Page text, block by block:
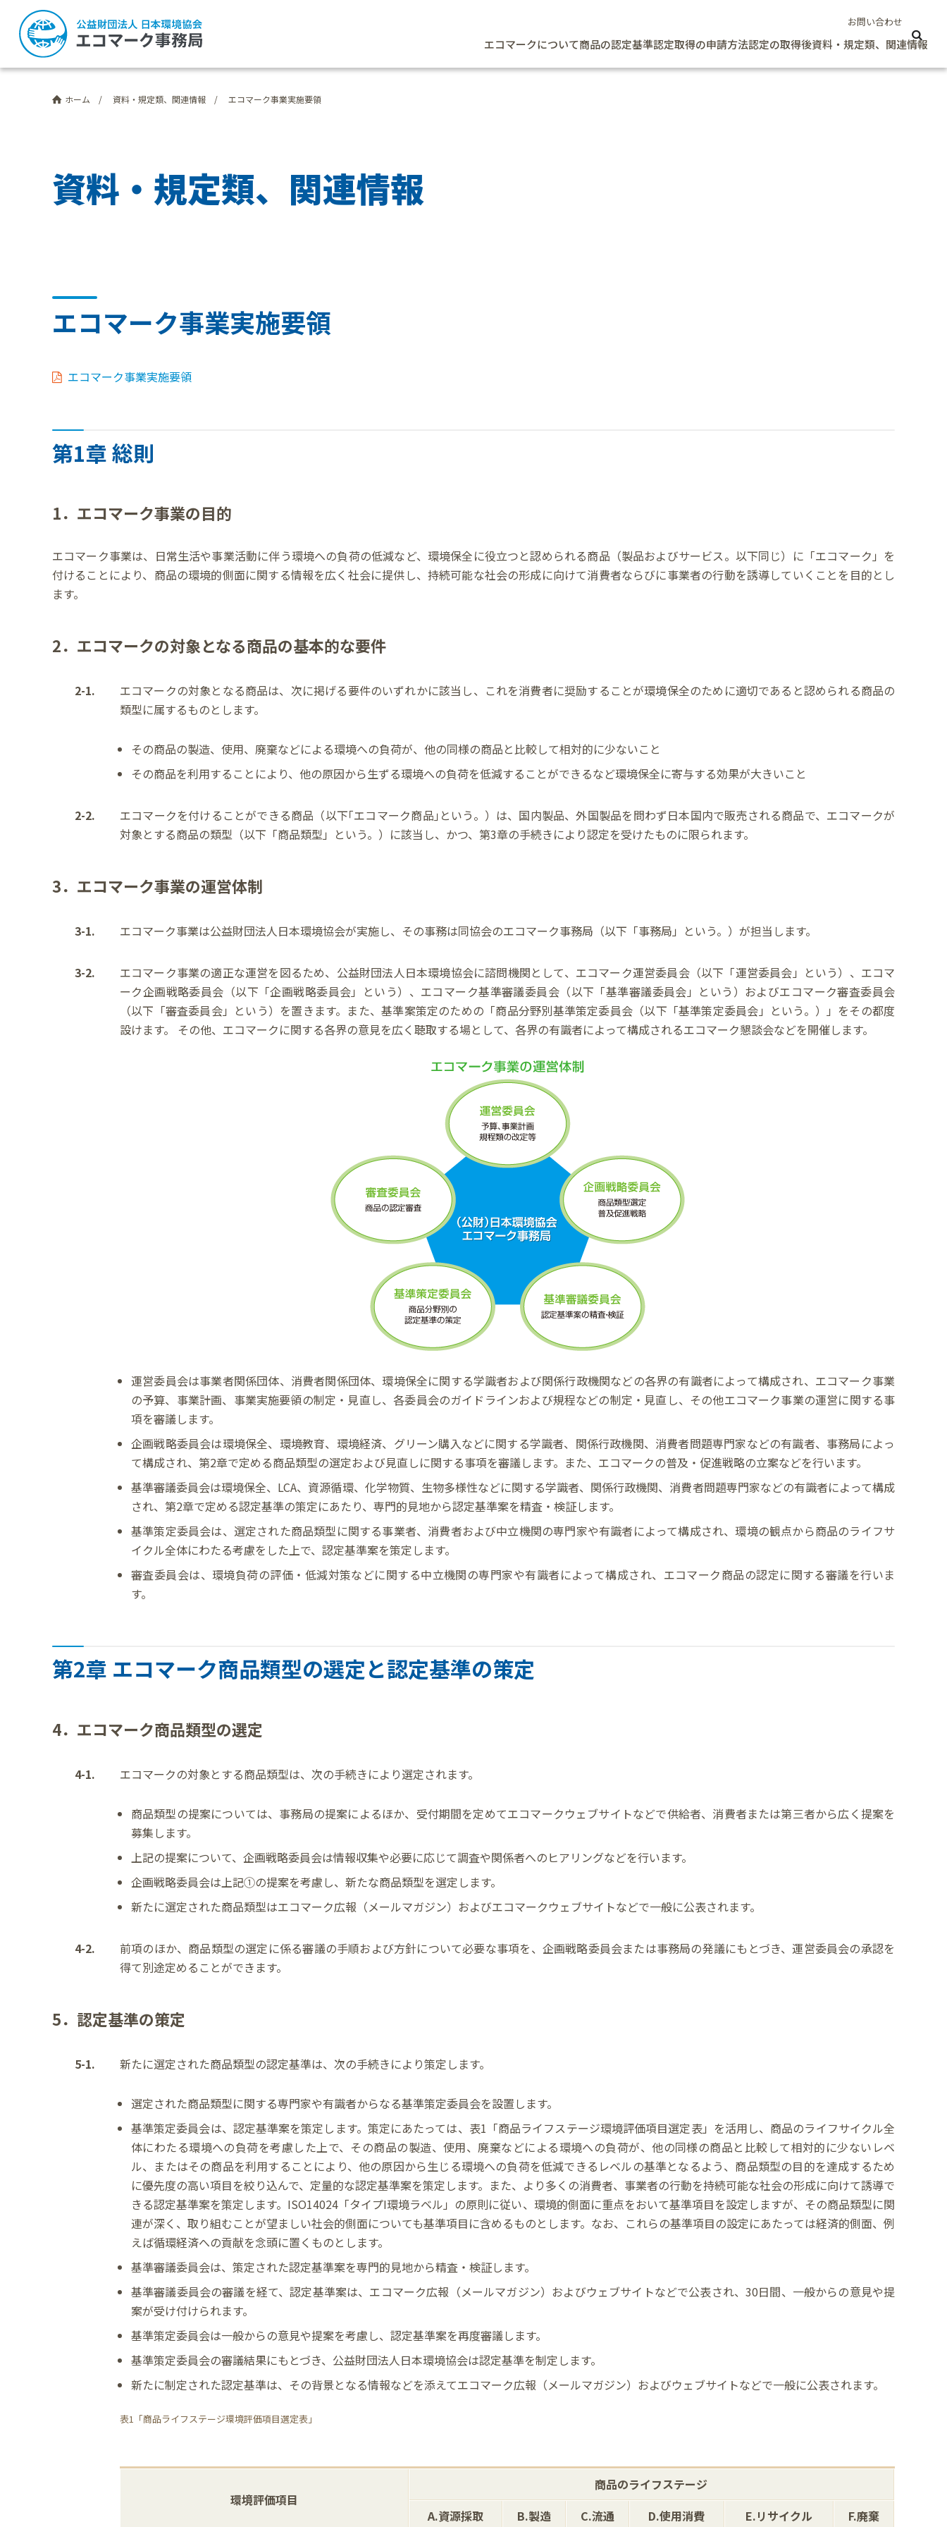
エコマークについて商品の認定基準認定取得の申請方法認定の取得後資料・規定類、関連情報
お問い合わせ
ホーム 資料・規定類、関連情報 エコマーク事業実施要領
資料 ・ 規定類、 関連情報
エコマーク事業実施要領
エコマーク事業実施要領
第1章 総則
1．エコマーク事業の目的
エコマーク事業は、日常生活や事業活動に伴う環境への負荷の低減など、環境保全に役立つと認められる商品（製品およびサービス。以下同じ）に「エコマーク」を
付けることにより、商品の環境的側面に関する情報を広く社会に提供し、持続可能な社会の形成に向けて消費者ならびに事業者の行動を誘導していくことを目的とし
ます。
2．エコマークの対象となる商品の基本的な要件
2-1.
エコマークの対象となる商品は、次に掲げる要件のいずれかに該当し、これを消費者に奨励することが環境保全のために適切であると認められる商品の
類型に属するものとします。
その商品の製造、使用、廃棄などによる環境への負荷が、他の同様の商品と比較して相対的に少ないこと
その商品を利用することにより、他の原因から生ずる環境への負荷を低減することができるなど環境保全に寄与する効果が大きいこと
2-2.
エコマークを付けることができる商品（以下｢エコマーク商品｣という。）は、国内製品、外国製品を問わず日本国内で販売される商品で、エコマークが
対象とする商品の類型（以下「商品類型」という。）に該当し、かつ、第3章の手続きにより認定を受けたものに限られます。
3．エコマーク事業の運営体制
3-1. エコマーク事業は公益財団法人日本環境協会が実施し、その事務は同協会のエコマーク事務局（以下「事務局」という。）が担当します。
3-2.
エコマーク事業の適正な運営を図るため、公益財団法人日本環境協会に諮問機関として、エコマーク運営委員会（以下「運営委員会」という）、エコマ
ーク企画戦略委員会（以下「企画戦略委員会」という）、エコマーク基準審議委員会（以下「基準審議委員会」という）およびエコマーク審査委員会
（以下「審査委員会」という）を置きます。また、基準案策定のための「商品分野別基準策定委員会（以下「基準策定委員会」という。）」をその都度
設けます。 その他、エコマークに関する各界の意見を広く聴取する場として、各界の有識者によって構成されるエコマーク懇談会などを開催します。
運営委員会は事業者関係団体、消費者関係団体、環境保全に関する学識者および関係行政機関などの各界の有識者によって構成され、エコマーク事業
の予算、事業計画、事業実施要領の制定・見直し、各委員会のガイドラインおよび規程などの制定・見直し、その他エコマーク事業の運営に関する事
項を審議します。
企画戦略委員会は環境保全、環境教育、環境経済、グリーン購入などに関する学識者、関係行政機関、消費者問題専門家などの有識者、事務局によっ
て構成され、第2章で定める商品類型の選定および見直しに関する事項を審議します。また、エコマークの普及・促進戦略の立案などを行います。
基準審議委員会は環境保全、LCA、資源循環、化学物質、生物多様性などに関する学識者、関係行政機関、消費者問題専門家などの有識者によって構成
され、第2章で定める認定基準の策定にあたり、専門的見地から認定基準案を精査・検証します。
基準策定委員会は、選定された商品類型に関する事業者、消費者および中立機関の専門家や有識者によって構成され、環境の観点から商品のライフサ
イクル全体にわたる考慮をした上で、認定基準案を策定します。
審査委員会は、環境負荷の評価・低減対策などに関する中立機関の専門家や有識者によって構成され、エコマーク商品の認定に関する審議を行いま
す。
第2章 エコマーク商品類型の選定と認定基準の策定
4．エコマーク商品類型の選定
4-1. エコマークの対象とする商品類型は、次の手続きにより選定されます。
商品類型の提案については、事務局の提案によるほか、受付期間を定めてエコマークウェブサイトなどで供給者、消費者または第三者から広く提案を
募集します。
上記の提案について、企画戦略委員会は情報収集や必要に応じて調査や関係者へのヒアリングなどを行います。
企画戦略委員会は上記①の提案を考慮し、新たな商品類型を選定します。
新たに選定された商品類型はエコマーク広報（メールマガジン）およびエコマークウェブサイトなどで一般に公表されます。
4-2.
前項のほか、商品類型の選定に係る審議の手順および方針について必要な事項を、企画戦略委員会または事務局の発議にもとづき、運営委員会の承認を
得て別途定めることができます。
5．認定基準の策定
5-1. 新たに選定された商品類型の認定基準は、次の手続きにより策定します。
選定された商品類型に関する専門家や有識者からなる基準策定委員会を設置します。
基準策定委員会は、認定基準案を策定します。策定にあたっては、表1「商品ライフステージ環境評価項目選定表」を活用し、商品のライフサイクル全
体にわたる環境への負荷を考慮した上で、その商品の製造、使用、廃棄などによる環境への負荷が、他の同様の商品と比較して相対的に少ないレベ
ル、またはその商品を利用することにより、他の原因から生じる環境への負荷を低減できるレベルの基準となるよう、商品類型の目的を達成するため
に優先度の高い項目を絞り込んで、定量的な認定基準案を策定します。また、より多くの消費者、事業者の行動を持続可能な社会の形成に向けて誘導で
きる認定基準案を策定します。ISO14024「タイプI環境ラベル」の原則に従い、環境的側面に重点をおいて基準項目を設定しますが、その商品類型に関
連が深く、取り組むことが望ましい社会的側面についても基準項目に含めるものとします。なお、これらの基準項目の設定にあたっては経済的側面、例
えば循環経済への貢献を念頭に置くものとします。
基準審議委員会は、策定された認定基準案を専門的見地から精査・検証します。
基準審議委員会の審議を経て、認定基準案は、エコマーク広報（メールマガジン）およびウェブサイトなどで公表され、30日間、一般からの意見や提
案が受け付けられます。
基準策定委員会は一般からの意見や提案を考慮し、認定基準案を再度審議します。
基準策定委員会の審議結果にもとづき、公益財団法人日本環境協会は認定基準を制定します。
新たに制定された認定基準は、その背景となる情報などを添えてエコマーク広報（メールマガジン）およびウェブサイトなどで一般に公表されます。
表1「商品ライフステージ環境評価項目選定表」
環境評価項目
商品のライフステージ
A.資源採取
B.製造 C.流通 D.使用消費 E.リサイクル F.廃棄